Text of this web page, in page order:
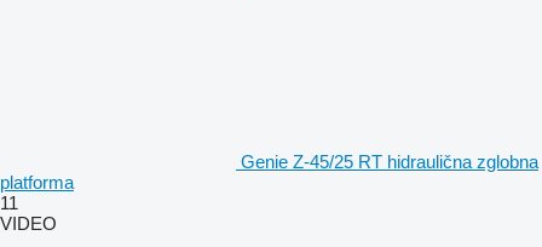
Genie Z-45/25 RT hidraulična zglobna
platforma
11
VIDEO